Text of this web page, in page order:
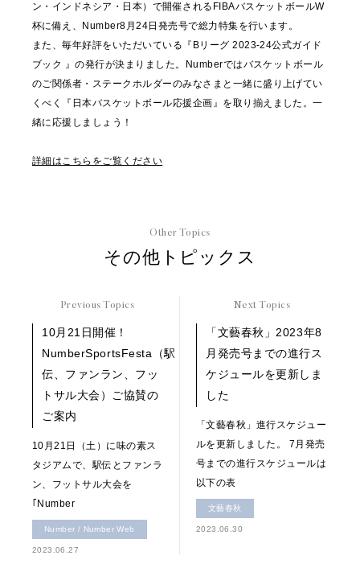
ン・インドネシア・日本）で開催されるFIBAバスケットボールW
杯に備え、Number8月24日発売号で総力特集を行います。
また、毎年好評をいただいている『Bリーグ 2023-24公式ガイド
ブック 』の発行が決まりました。Numberではバスケットボール
のご関係者・ステークホルダーのみなさまと一緒に盛り上げてい
くべく『日本バスケットボール応援企画』を取り揃えました。一
緒に応援しましょう！
詳細はこちらをご覧ください
Other Topics
その他トピックス
Previous Topics
10月21日開催！
NumberSportsFesta（駅
伝、ファンラン、フッ
トサル大会）ご協賛の
ご案内
10月21日（土）に味の素ス
タジアムで、駅伝とファンラ
ン、フットサル大会を
｢Number
Number / Number Web
2023.06.27
Next Topics
「文藝春秋」2023年8
月発売号までの進行ス
ケジュールを更新しま
した
「文藝春秋」進行スケジュー
ルを更新しました。 7月発売
号までの進行スケジュールは
以下の表
文藝春秋
2023.06.30